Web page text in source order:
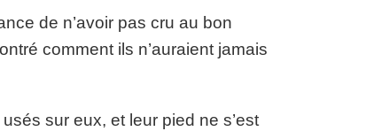
de n’avoir pas cru au bon
comment ils n’auraient jamais
sur eux, et leur pied ne s’est